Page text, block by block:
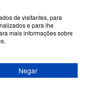
de visitantes, para
e para lhe
mais informações sobre
Negar